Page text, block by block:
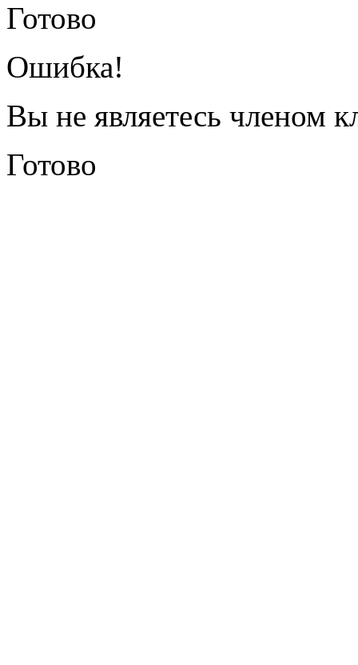
Готово
Ошибка!
Вы не являетесь членом
Готово